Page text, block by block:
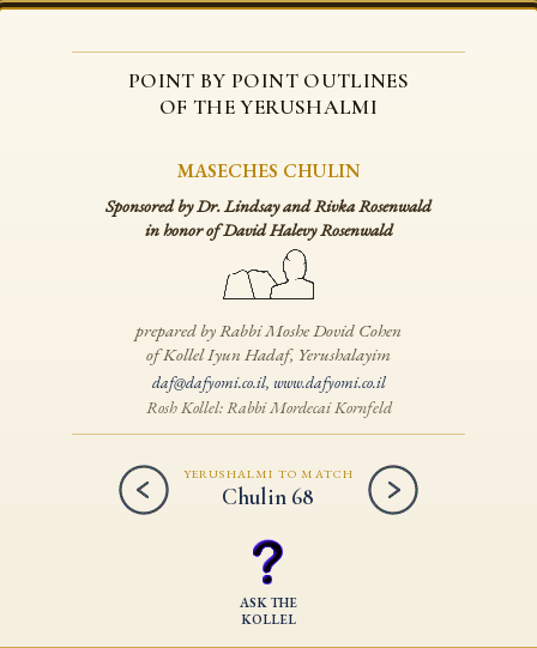
POINT BY POINT OUTLINES
OF THE YERUSHALMI
MASECHES CHULIN
Sponsored by Dr. Lindsay and Rivka Rosenwald
in honor of David Halevy Rosenwald
prepared by Rabbi Moshe Dovid Cohen
of Kollel Iyun Hadaf, Yerushalayim
daf@dafyomi.co.il, www.dafyomi.co.il
Rosh Kollel: Rabbi Mordecai Kornfeld
YERUSHALMI TO MATCH
Chulin 68
ASK THE
KOLLEL